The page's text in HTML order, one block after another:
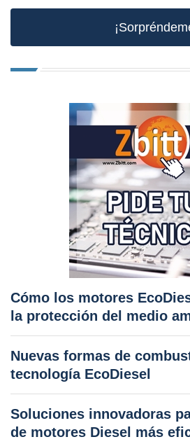
Cómo los motores
la protección del medio
Nuevas formas de
tecnología EcoDiesel
Soluciones innovadoras
de motores Diesel más